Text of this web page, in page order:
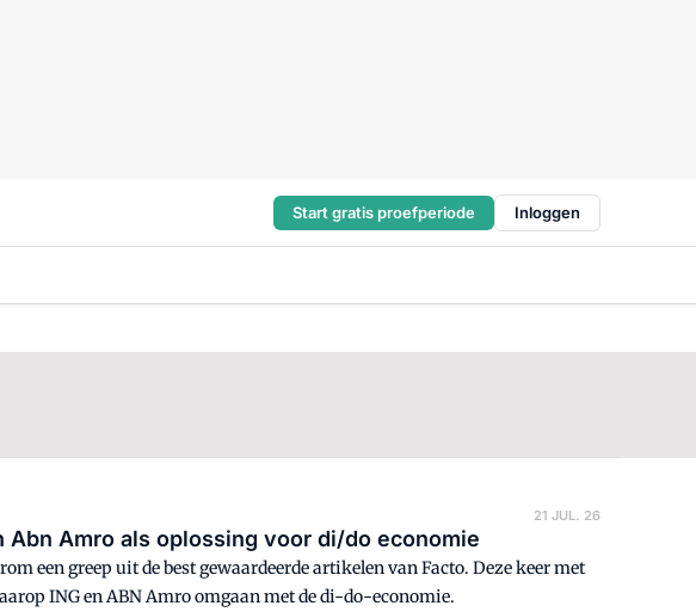
Start gratis proefperiode Inloggen
21 JUL. 26
Abn Amro als oplossing voor di/do economie
een greep uit de best gewaardeerde artikelen van Facto. Deze keer met
ING en ABN Amro omgaan met de di-do-economie.